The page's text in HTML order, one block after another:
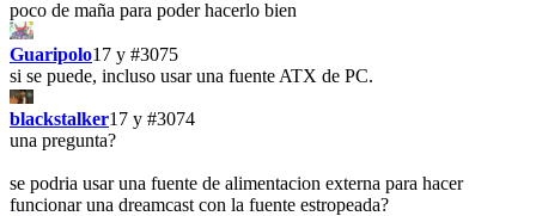
poco de maña para poder hacerlo bien
Guaripolo17 y #3075
si se puede, incluso usar una fuente ATX de PC.
blackstalker17 y #3074
una pregunta?
se podria usar una fuente de alimentacion externa para hacer
funcionar una dreamcast con la fuente estropeada?